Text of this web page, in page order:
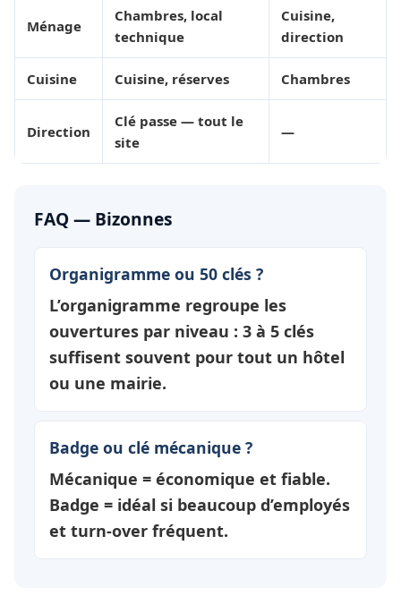
Ménage
Chambres, local
technique
Cuisine,
direction
Cuisine Cuisine, réserves Chambres
Direction
Clé passe — tout le
site
—
FAQ — Bizonnes
Organigramme ou 50 clés ?
L’organigramme regroupe les
ouvertures par niveau : 3 à 5 clés
suffisent souvent pour tout un hôtel
ou une mairie.
Badge ou clé mécanique ?
Mécanique = économique et fiable.
Badge = idéal si beaucoup d’employés
et turn-over fréquent.